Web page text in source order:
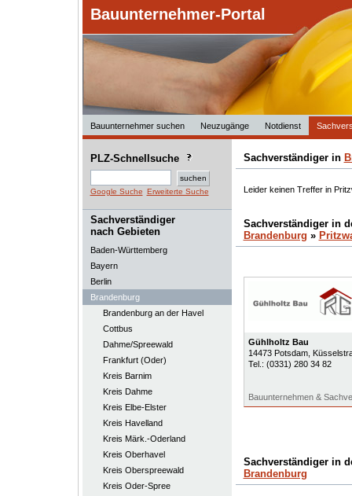
Bauunternehmer-Portal
Bauunternehmer suchen Neuzugänge Notdienst
PLZ-Schnellsuche
Google Suche Erweiterte Suche
Sachverständiger
nach Gebieten
Baden-Württemberg
Bayern
Berlin
Brandenburg
Brandenburg an der Havel
Cottbus
Dahme/Spreewald
Frankfurt (Oder)
Kreis Barnim
Kreis Dahme
Kreis Elbe-Elster
Kreis Havelland
Kreis Märk.-Oderland
Kreis Oberhavel
Kreis Oberspreewald
Kreis Oder-Spree
Sachverständiger in
Leider keinen Treffer in
Sachverständiger in
Brandenburg »
Gühlholtz Bau
14473 Potsdam,
Tel.: (0331) 280 34 82
Bauunternehmen &
Sachverständiger in
Brandenburg